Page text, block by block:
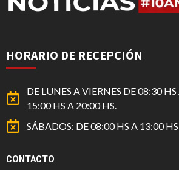
HORARIO DE RECEPCIÓN
DE LUNES A VIERNES DE 08:30
15:00 HS A 20:00 HS.
SÁBADOS: DE 08:00 HS A 13:00 HS
CONTACTO